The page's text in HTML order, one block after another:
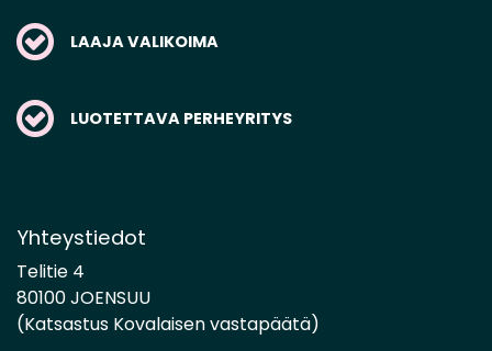
LAAJA VALIKOIMA
LUOTETTAVA PERHEYRITYS
Yhteystiedot
Telitie 4
80100 JOENSUU
(Katsastus Kovalaisen vastapäätä)